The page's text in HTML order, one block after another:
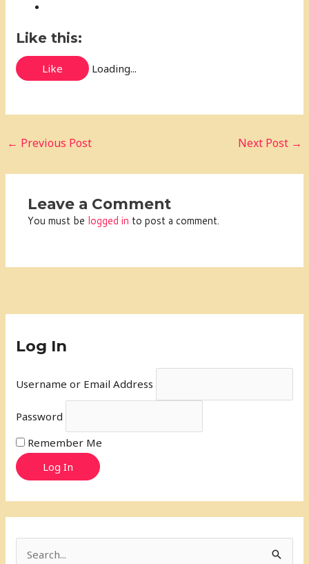
Like this:
Like Loading...
← Previous Post Next Post →
Leave a Comment
You must be logged in to post a comment.
Log In
Username or Email Address
Password
Remember Me
Log In